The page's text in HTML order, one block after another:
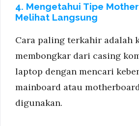
4. Mengetahui Tipe
Melihat Langsung
Cara paling terkahir adalah
membongkar dari casing
laptop dengan mencari
mainboard atau
digunakan.